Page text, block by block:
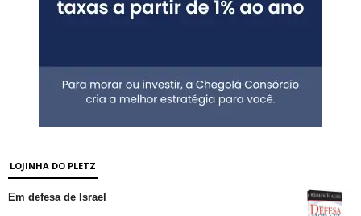
LOJINHA DO PLETZ
Em defesa de Israel